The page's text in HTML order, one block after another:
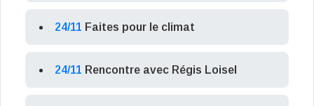
24/11 Faites pour le climat
24/11 Rencontre avec Régis Loisel